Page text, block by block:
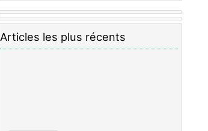
Tableaux dans TypeScript
Opérateur instanceof dans TypeScript
Méthodes dans TypeScript
Articles les plus récents